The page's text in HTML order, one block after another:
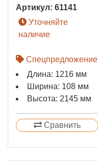
Артикул: 61141
Уточняйте
наличие
Спецпредложение
Длина: 1216 мм
Ширина: 108 мм
Высота: 2145 мм
Сравнить